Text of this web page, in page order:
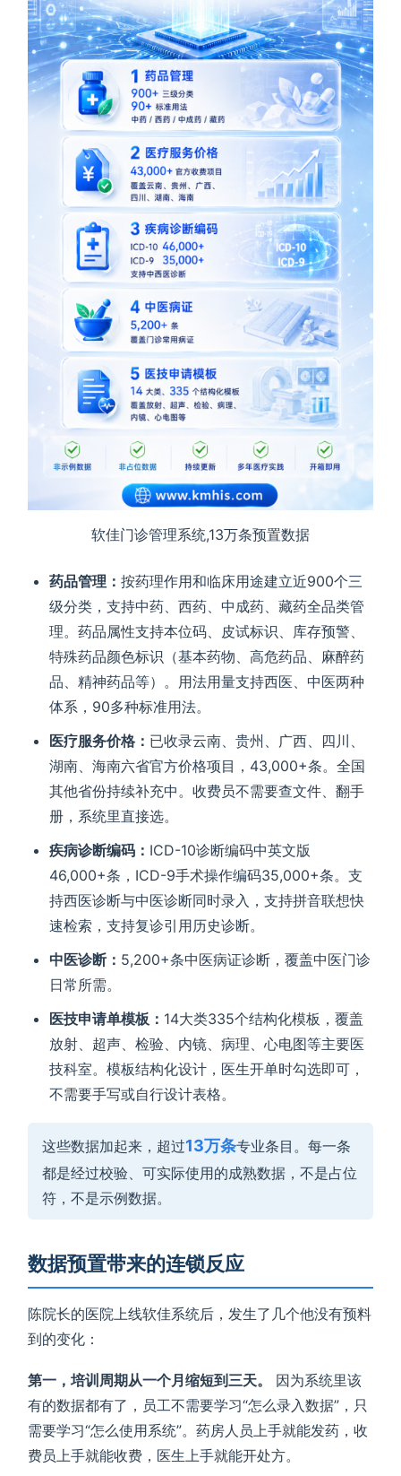
软佳门诊管理系统,13万条预置数据
药品管理： 按药理作用和临床用途建立近900个三
级分类，支持中药、西药、中成药、藏药全品类管
理。药品属性支持本位码、皮试标识、库存预警、
特殊药品颜色标识（基本药物、高危药品、麻醉药
品、精神药品等）。用法用量支持西医、中医两种
体系，90多种标准用法。
医疗服务价格： 已收录云南、贵州、广西、四川、
湖南、海南六省官方价格项目，43,000+条。全国
其他省份持续补充中。收费员不需要查文件、翻手
册，系统里直接选。
疾病诊断编码： ICD-10诊断编码中英文版
46,000+条，ICD-9手术操作编码35,000+条。支
持西医诊断与中医诊断同时录入，支持拼音联想快
速检索，支持复诊引用历史诊断。
中医诊断： 5,200+条中医病证诊断，覆盖中医门诊
日常所需。
医技申请单模板： 14大类335个结构化模板，覆盖
放射、超声、检验、内镜、病理、心电图等主要医
技科室。模板结构化设计，医生开单时勾选即可，
不需要手写或自行设计表格。
这些数据加起来，超过13万条专业条目。每一条
都是经过校验、可实际使用的成熟数据，不是占位
符，不是示例数据。
数据预置带来的连锁反应
陈院长的医院上线软佳系统后，发生了几个他没有预料
到的变化：
第一，培训周期从一个月缩短到三天。
因为系统里该
有的数据都有了，员工不需要学习“怎么录入数据”，只
需要学习“怎么使用系统”。药房人员上手就能发药，收
费员上手就能收费，医生上手就能开处方。